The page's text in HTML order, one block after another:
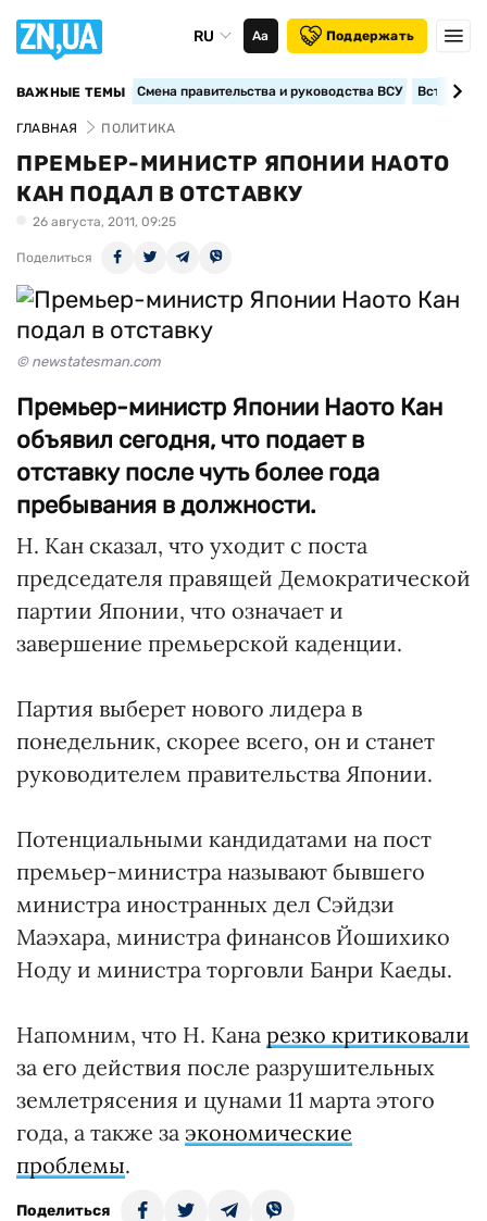
RU Аа Поддержать
ВАЖНЫЕ ТЕМЫ Смена правительства и руководства ВСУ
ГЛАВНАЯ ПОЛИТИКА
ПРЕМЬЕР-МИНИСТР ЯПОНИИ НАОТО
КАН ПОДАЛ В ОТСТАВКУ
26 августа, 2011, 09:25
Поделиться
© newstatesman.com
Премьер-министр Японии Наото Кан
объявил сегодня, что подает в
отставку после чуть более года
пребывания в должности.
Н. Кан сказал, что уходит с поста
председателя правящей Демократической
партии Японии, что означает и
завершение премьерской каденции.
Партия выберет нового лидера в
понедельник, скорее всего, он и станет
руководителем правительства Японии.
Потенциальными кандидатами на пост
премьер-министра называют бывшего
министра иностранных дел Сэйдзи
Маэхара, министра финансов Йошихико
Ноду и министра торговли Банри Каеды.
Напомним, что Н. Кана резко критиковали
за его действия после разрушительных
землетрясения и цунами 11 марта этого
года, а также за экономические
проблемы.
Поделиться